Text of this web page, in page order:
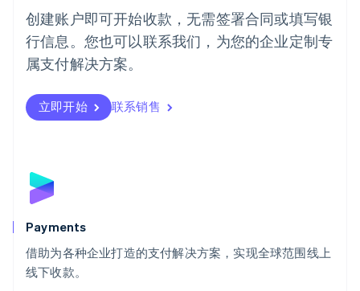
创建账户即可开始收款，无需签署合同或填写银
行信息。您也可以联系我们，为您的企业定制专
属支付解决方案。
立即开始 联系销售
Payments
借助为各种企业打造的支付解决方案，实现全球范围线上
线下收款。
葡萄牙
Português English
日本
日本語English
瑞典
瑞士
DeutschFrançais
English
斯洛文尼亚
泰国
ไทยEnglish
希腊
English